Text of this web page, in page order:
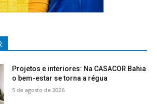
Projetos e interiores: Na CASACOR Bahia
o bem-estar se torna a régua
5 de agosto de 2026